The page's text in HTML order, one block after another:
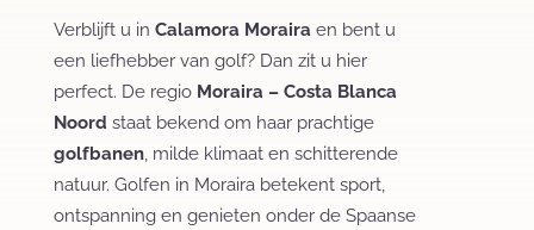
Verblijft u in Calamora Morairaen bent u
een liefhebber van golf? Dan zit u hier
perfect. De regio Moraira – Costa Blanca
Noord staat bekend om haar prachtige
golfbanen, milde klimaat en schitterende
natuur. Golfen in Moraira betekent sport,
ontspanning en genieten onder de Spaanse